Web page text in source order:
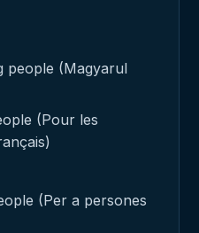
people (Magyarul
(Pour les
(Per a persones